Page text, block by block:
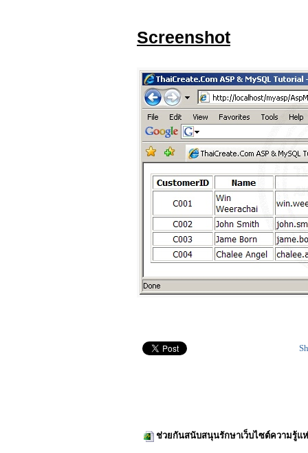
Screenshot
ช่วยกันสนับสนุนรักษาเว็บไซต์ความรู้แ